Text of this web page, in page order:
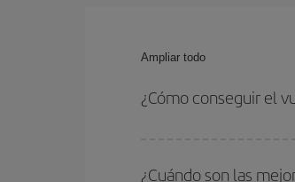
Ampliar todo
¿Cómo conseguir el
fechas y horarios de ida y
¿Cuándo son las